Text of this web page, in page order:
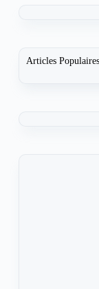
Articles Populaires